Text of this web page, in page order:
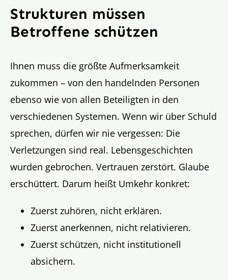
Strukturen müssen
Betroffene schützen
Ihnen muss die größte Aufmerksamkeit
zukommen – von den handelnden Personen
ebenso wie von allen Beteiligten in den
verschiedenen Systemen. Wenn wir über Schuld
sprechen, dürfen wir nie vergessen: Die
Verletzungen sind real. Lebensgeschichten
wurden gebrochen. Vertrauen zerstört. Glaube
erschüttert. Darum heißt Umkehr konkret:
Zuerst zuhören, nicht erklären.
Zuerst anerkennen, nicht relativieren.
Zuerst schützen, nicht institutionell
absichern.